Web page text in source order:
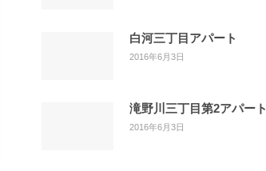
白河三丁目アパート
2016年6月3日
滝野川三丁目第2アパート
2016年6月3日